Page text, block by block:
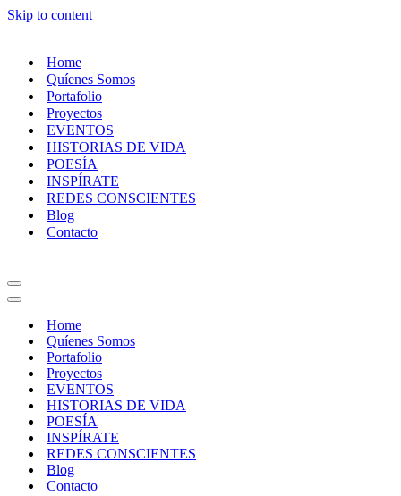
Skip to content
Home
Quíenes Somos
Portafolio
Proyectos
EVENTOS
HISTORIAS DE VIDA
POESÍA
INSPÍRATE
REDES CONSCIENTES
Blog
Contacto
Navigation
Menu
Navigation
Home
Quíenes Somos
Portafolio
Proyectos
EVENTOS
HISTORIAS DE VIDA
POESÍA
INSPÍRATE
REDES CONSCIENTES
Blog
Contacto